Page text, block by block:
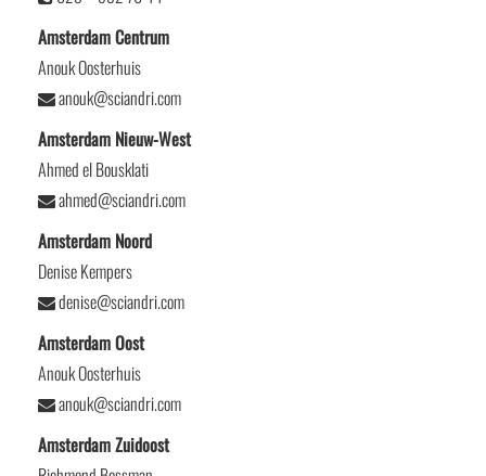
Amsterdam Centrum
Anouk Oosterhuis
anouk@sciandri.com
Amsterdam Nieuw-West
Ahmed el Bousklati
ahmed@sciandri.com
Amsterdam Noord
Denise Kempers
denise@sciandri.com
Amsterdam Oost
Anouk Oosterhuis
anouk@sciandri.com
Amsterdam Zuidoost